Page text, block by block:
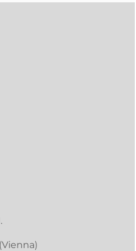
(Vienna)